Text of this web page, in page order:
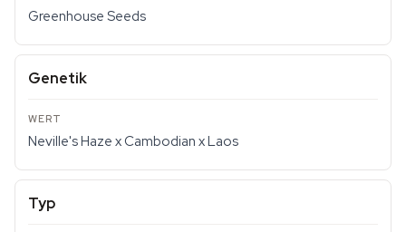
Greenhouse Seeds
Genetik
Neville's Haze x Cambodian x Laos
Typ